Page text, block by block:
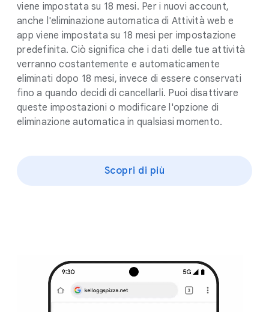
viene impostata su 18 mesi. Per i nuovi account,
anche l'eliminazione automatica di Attività web e
app viene impostata su 18 mesi per impostazione
predefinita. Ciò significa che i dati delle tue attività
verranno costantemente e automaticamente
eliminati dopo 18 mesi, invece di essere conservati
fino a quando decidi di cancellarli. Puoi disattivare
queste impostazioni o modificare l'opzione di
eliminazione automatica in qualsiasi momento.
Scopri di più